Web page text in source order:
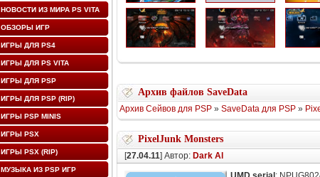
НОВОСТИ ИЗ МИРА PS VITA
ОБЗОРЫ ИГР
ИГРЫ ДЛЯ PS4
ИГРЫ ДЛЯ PS VITA
ИГРЫ ДЛЯ PSP
ИГРЫ ДЛЯ PSP (RIP)
ИГРЫ PSP MINIS
ИГРЫ PSX
ИГРЫ PSX (RIP)
МУЗЫКА ИЗ PSP ИГР
Архив файлов SaveData
Архив Сейвов для PSP» SaveData для PSP»
PixelJunk Monsters
[27.04.11] Автор: Dark Al